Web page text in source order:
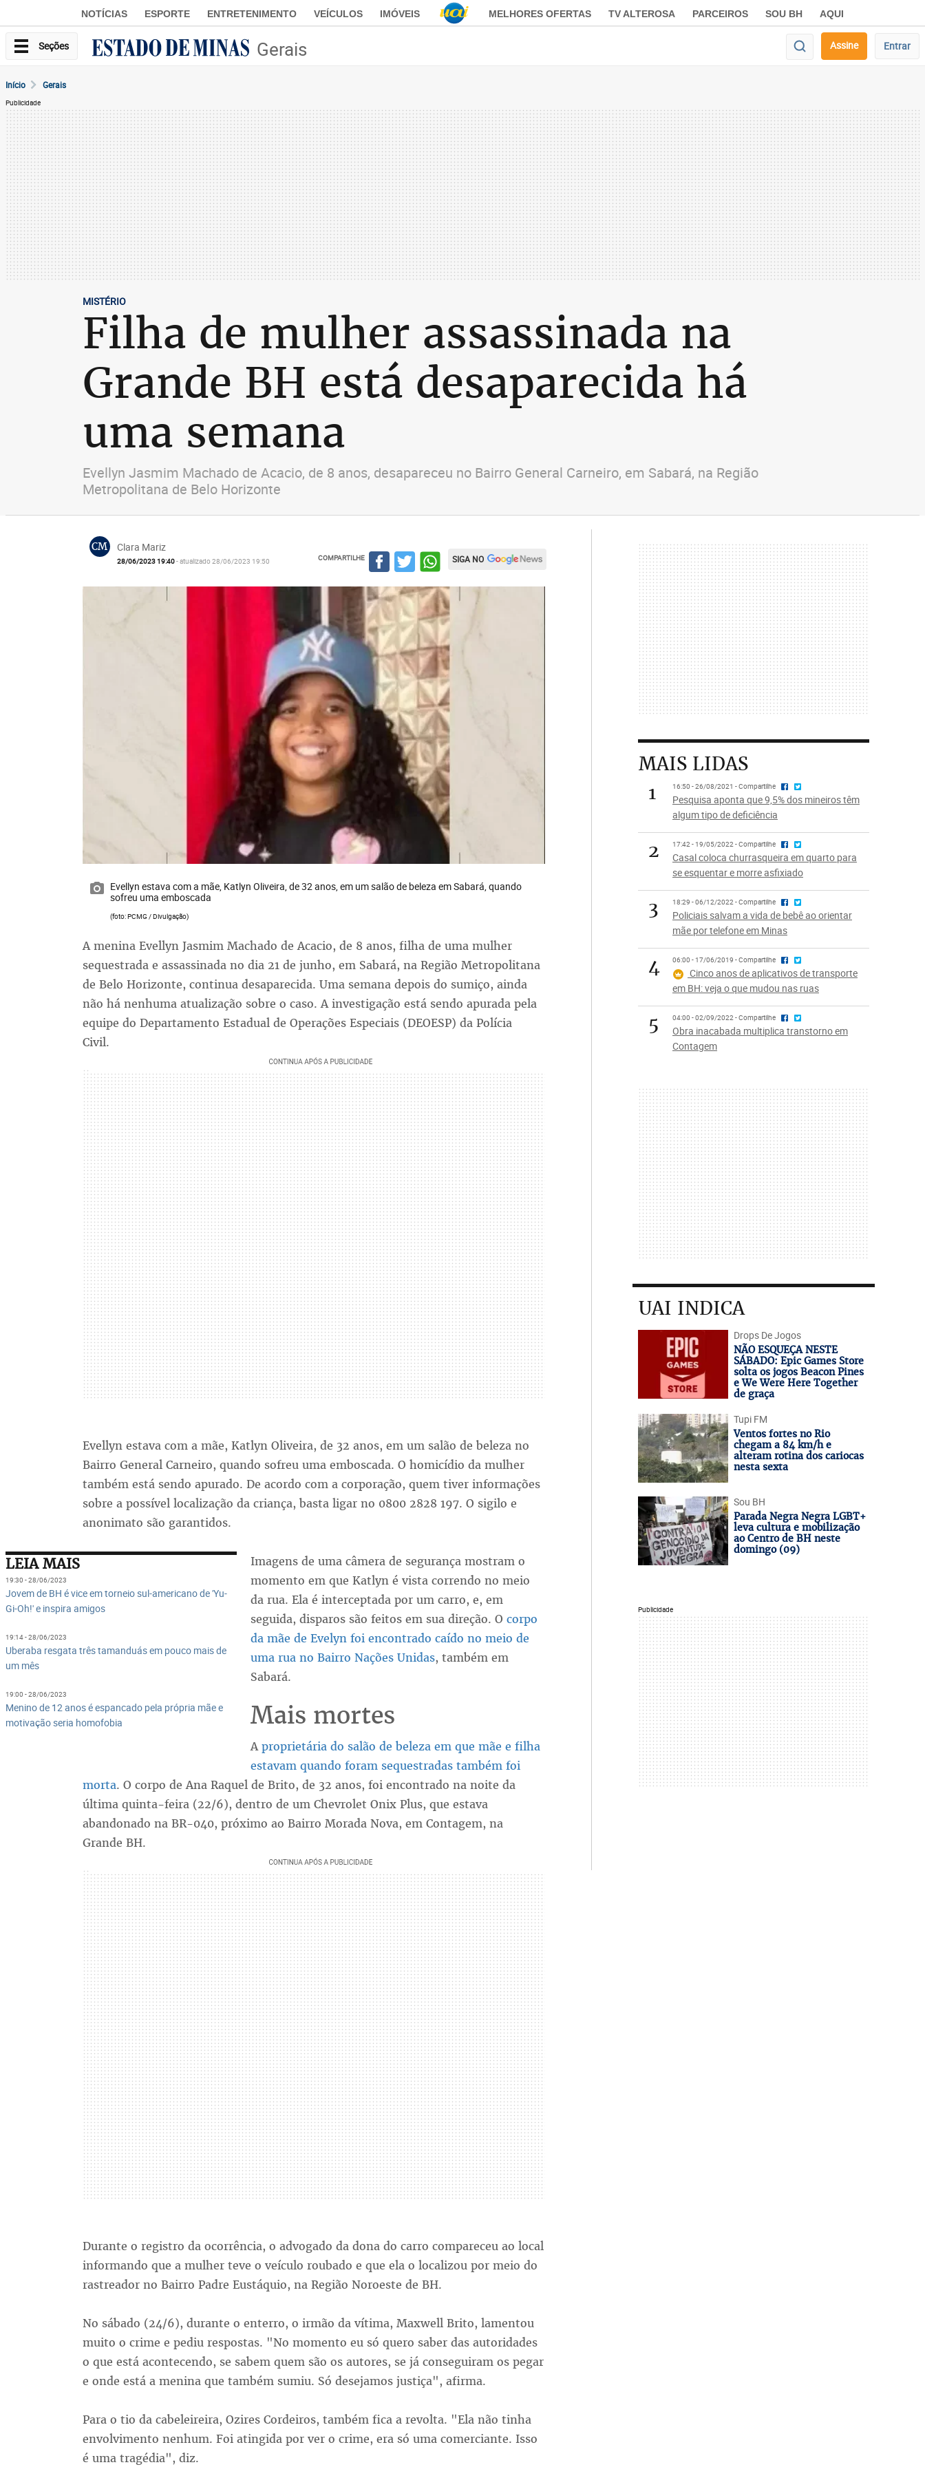
NOTÍCIAS ESPORTE ENTRETENIMENTO VEÍCULOS IMÓVEIS MELHORES OFERTAS TV ALTEROSA PARCEIROS SOU BH AQUI
Seções Gerais Assine Entrar
Início Gerais
Publicidade
MISTÉRIO
Filha de mulher assassinada na
Grande BH está desaparecida há
uma semana
Evellyn Jasmim Machado de Acacio, de 8 anos, desapareceu no Bairro General Carneiro, em Sabará, na Região
Metropolitana de Belo Horizonte
CM Clara Mariz
28/06/2023 19:40- atualizado 28/06/2023 19:50 COMPARTILHE SIGA NO
Evellyn estava com a mãe, Katlyn Oliveira, de 32 anos, em um salão de beleza em Sabará, quando
sofreu uma emboscada
(foto: PCMG / Divulgação)
A menina Evellyn Jasmim Machado de Acacio, de 8 anos, filha de uma mulher
sequestrada e assassinada no dia 21 de junho, em Sabará, na Região Metropolitana
de Belo Horizonte, continua desaparecida. Uma semana depois do sumiço, ainda
não há nenhuma atualização sobre o caso. A investigação está sendo apurada pela
equipe do Departamento Estadual de Operações Especiais (DEOESP) da Polícia
Civil.
Evellyn estava com a mãe, Katlyn Oliveira, de 32 anos, em um salão de beleza no
Bairro General Carneiro, quando sofreu uma emboscada. O homicídio da mulher
também está sendo apurado. De acordo com a corporação, quem tiver informações
sobre a possível localização da criança, basta ligar no 0800 2828 197. O sigilo e
anonimato são garantidos.
LEIA MAIS
19:30 - 28/06/2023
Jovem de BH é vice em torneio sul-americano de 'Yu-
Gi-Oh!' e inspira amigos
19:14 - 28/06/2023
Uberaba resgata três tamanduás em pouco mais de
um mês
19:00 - 28/06/2023
Menino de 12 anos é espancado pela própria mãe e
motivação seria homofobia
Imagens de uma câmera de segurança mostram o
momento em que Katlyn é vista correndo no meio
da rua. Ela é interceptada por um carro, e, em
seguida, disparos são feitos em sua direção. O corpo
da mãe de Evelyn foi encontrado caído no meio de
uma rua no Bairro Nações Unidas, também em
Sabará.
Mais mortes
Aproprietária do salão de beleza em que mãe e filha
estavam quando foram sequestradas também foi
morta. O corpo de Ana Raquel de Brito, de 32 anos, foi encontrado na noite da
última quinta-feira (22/6), dentro de um Chevrolet Onix Plus, que estava
abandonado na BR-040, próximo ao Bairro Morada Nova, em Contagem, na
Grande BH.
Durante o registro da ocorrência, o advogado da dona do carro compareceu ao local
informando que a mulher teve o veículo roubado e que ela o localizou por meio do
rastreador no Bairro Padre Eustáquio, na Região Noroeste de BH.
No sábado (24/6), durante o enterro, o irmão da vítima, Maxwell Brito, lamentou
muito o crime e pediu respostas. "No momento eu só quero saber das autoridades
o que está acontecendo, se sabem quem são os autores, se já conseguiram os pegar
e onde está a menina que também sumiu. Só desejamos justiça", afirma.
Para o tio da cabeleireira, Ozires Cordeiros, também fica a revolta. "Ela não tinha
envolvimento nenhum. Foi atingida por ver o crime, era só uma comerciante. Isso
é uma tragédia", diz.
MAIS LIDAS
1
16:50 - 26/08/2021 - Compartilhe
Pesquisa aponta que 9,5% dos mineiros têm
algum tipo de deficiência
2 17:42 - 19/05/2022 - Compartilhe
Casal coloca churrasqueira em quarto para
se esquentar e morre asfixiado
3 18:29 - 06/12/2022 - Compartilhe
Policiais salvam a vida de bebê ao orientar
mãe por telefone em Minas
4 06:00 - 17/06/2019 - Compartilhe
Cinco anos de aplicativos de transporte
em BH: veja o que mudou nas ruas
5 04:00 - 02/09/2022 - Compartilhe
Obra inacabada multiplica transtorno em
Contagem
UAI INDICA
Drops De Jogos
NÃO ESQUEÇA NESTE
SÁBADO: Epic Games Store
solta os jogos Beacon Pines
e We Were Here Together
de graça
Tupi FM
Ventos fortes no Rio
chegam a 84 km/h e
alteram rotina dos cariocas
nesta sexta
Sou BH
Parada Negra Negra LGBT+
leva cultura e mobilização
ao Centro de BH neste
domingo (09)
Publicidade